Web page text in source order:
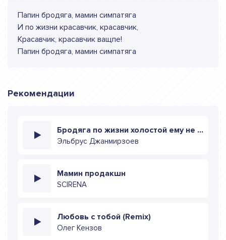
Папин бродяга, мамин симпатяга
И по жизни красавчик, красавчик,
Красавчик, красавчик ващпе!
Папин бродяга, мамин симпатяга
Рекомендации
Бродяга по жизни холостой ему не надо
Эльбрус Джанмирзоев
Мамин продакшн
SCIRENA
Любовь с тобой (Remix)
Олег Кензов